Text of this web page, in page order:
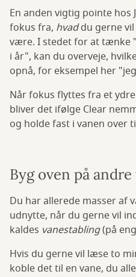
En anden vigtig pointe hos
fokus fra, hvaddu gerne
være. I stedet for at tænke
i år", kan du overveje,
opnå, for eksempel her
Når fokus flyttes fra et
bliver det ifølge Clear
og holde fast i vanen over
Byg oven på
Du har allerede masser af
udnytte, når du gerne vil
kaldes vanestabling(på
Hvis du gerne vil læse to
koble det til en vane, du